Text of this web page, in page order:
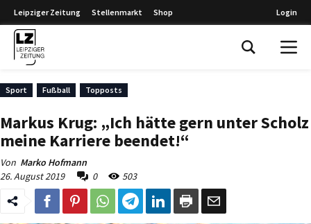
Leipziger Zeitung Stellenmarkt Shop Login
Sport Fußball Topposts
Markus Krug: „Ich hätte gern unter Scholz
meine Karriere beendet!“
Von Marko Hofmann
26. August 2019
0 503